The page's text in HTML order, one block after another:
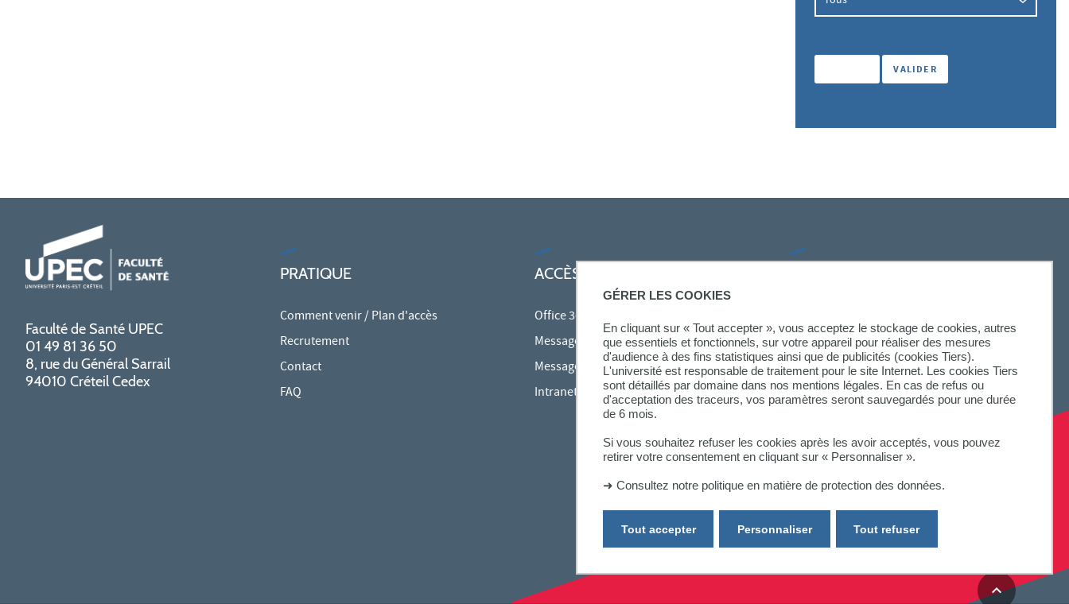
GÉRER LES COOKIES
En cliquant sur « Tout accepter », vous acceptez le stockage de cookies, autres
que essentiels et fonctionnels, sur votre appareil pour réaliser des mesures
d'audience à des fins statistiques ainsi que de publicités (cookies Tiers).
L'université est responsable de traitement pour le site Internet. Les cookies Tiers
sont détaillés par domaine dans nos mentions légales. En cas de refus ou
d'acceptation des traceurs, vos paramètres seront sauvegardés pour une durée
de 6 mois.
Si vous souhaitez refuser les cookies après les avoir acceptés, vous pouvez
retirer votre consentement en cliquant sur « Personnaliser ».
➜ Consultez notre politique en matière de protection des données.
Tout accepter Tout refuser
Personnaliser
Faculté de Santé UPEC
01 49 81 36 50
8, rue du Général Sarrail
94010 Créteil Cedex
PRATIQUE
Comment venir / Plan d'accès
Recrutement
Contact
FAQ
ACCÈS RAPIDES
Office 365
Messagerie des personnels
Messagerie étudiante
Intranet des personnels